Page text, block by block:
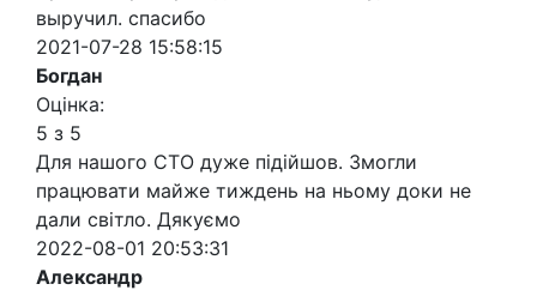
выручил. спасибо
2021-07-28 15:58:15
Богдан
Оцінка:
5 з 5
Для нашого СТО дуже підійшов. Змогли
працювати майже тиждень на ньому доки не
дали світло. Дякуємо
2022-08-01 20:53:31
Александр